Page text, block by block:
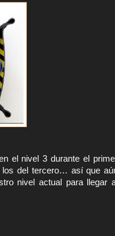
el nivel 3 durante el
los del tercero… así que
nivel actual para llegar